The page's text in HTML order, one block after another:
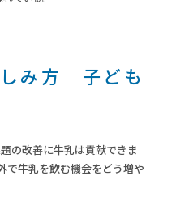
み方 子ども
の改善に牛乳は貢献できま
で牛乳を飲む機会をどう増や